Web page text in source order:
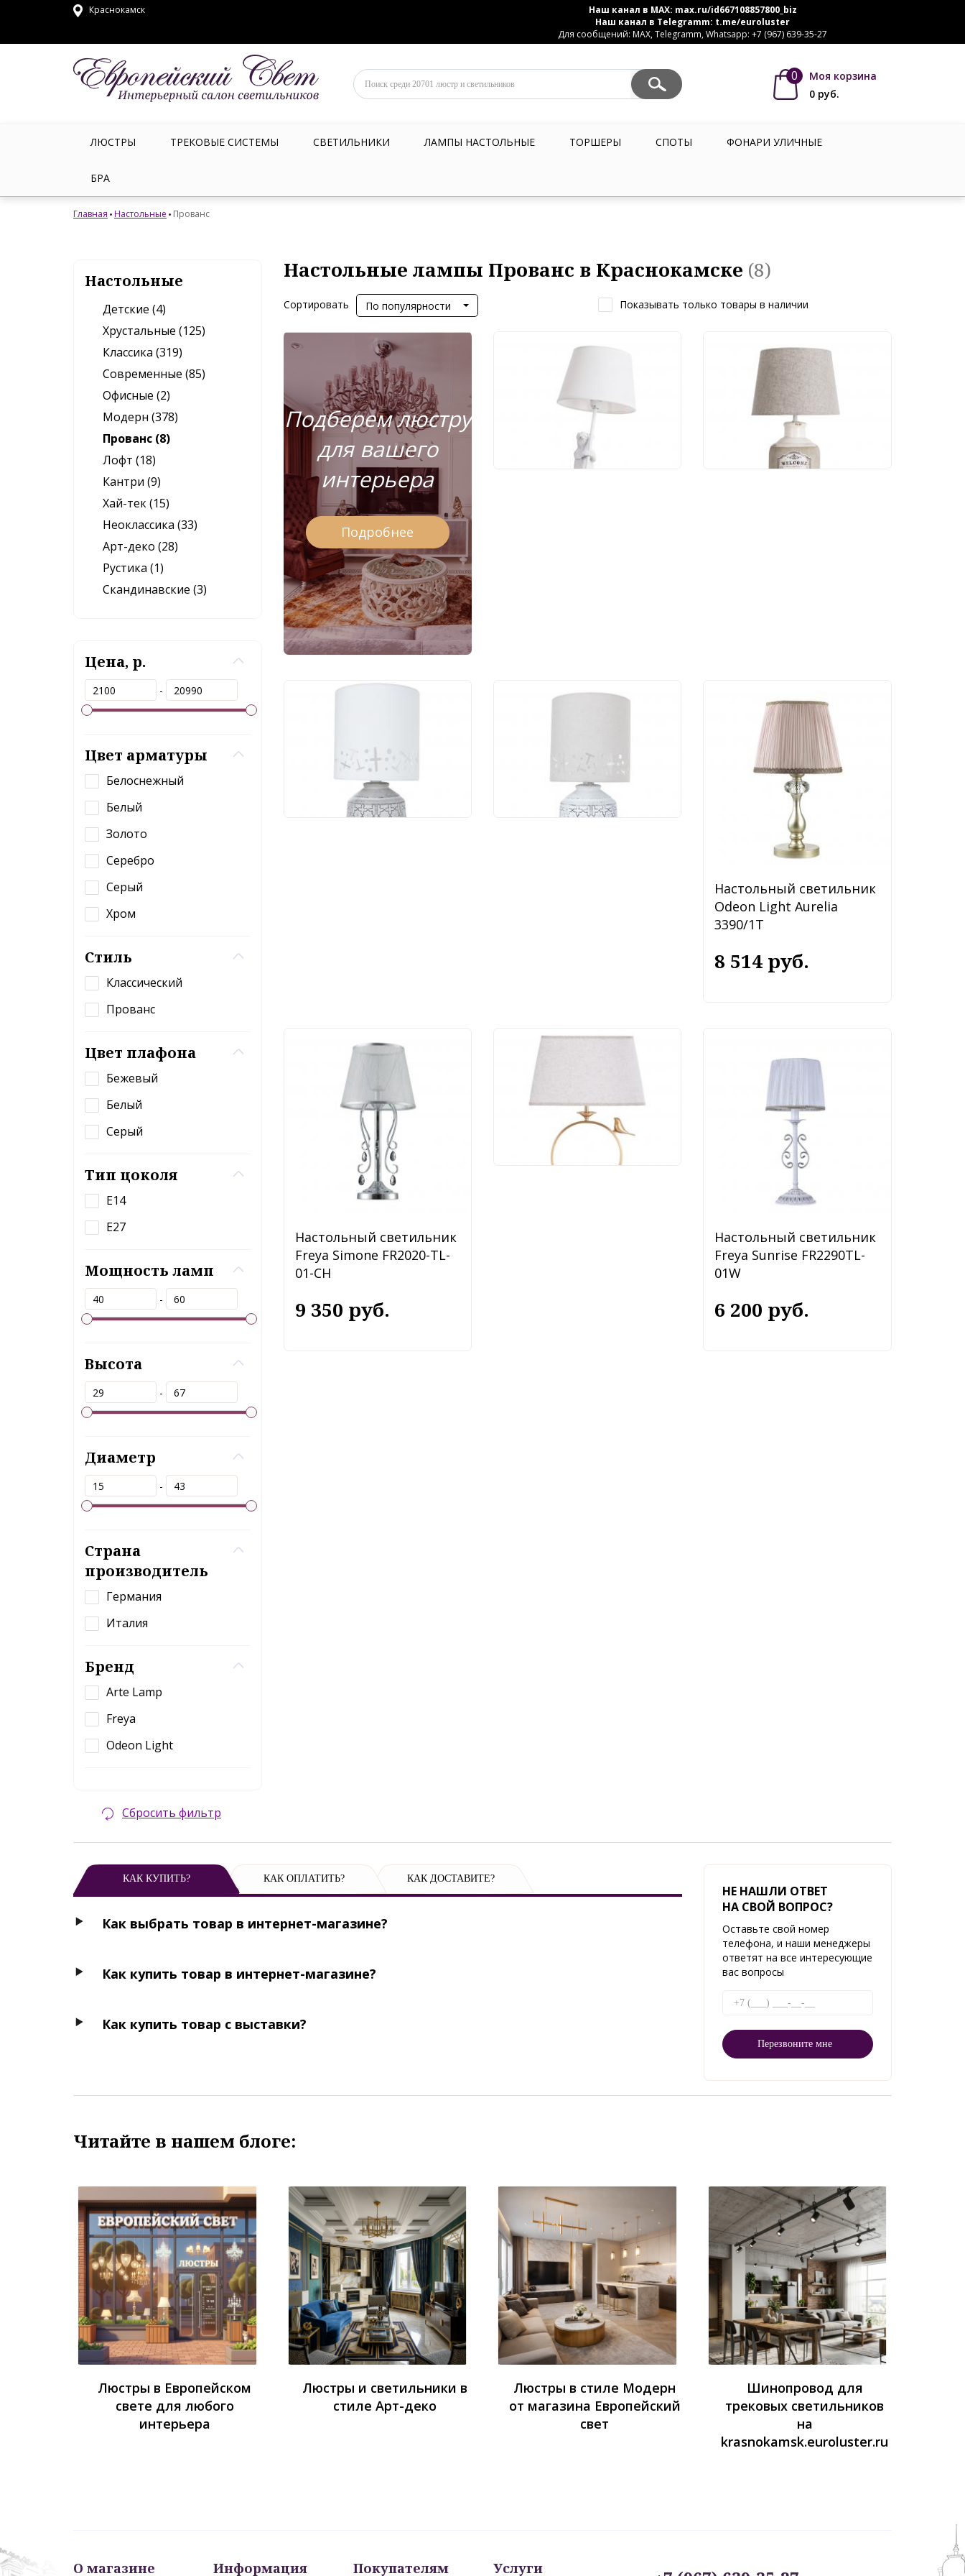
Краснокамск Наш канал в MAX: max.ru/id667108857800_biz
Наш канал в Telegramm: t.me/euroluster
Для сообщений: MAX, Telegramm, Whatsapp: +7 (967) 639-35-27
0
Моя корзина
0 руб.
ЛЮСТРЫ ТРЕКОВЫЕ СИСТЕМЫ СВЕТИЛЬНИКИ ЛАМПЫ НАСТОЛЬНЫЕ ТОРШЕРЫ СПОТЫ ФОНАРИ УЛИЧНЫЕ
БРА
Главная Настольные Прованс
Настольные
Детские (4)
Хрустальные (125)
Классика (319)
Современные (85)
Офисные (2)
Модерн (378)
Прованс (8)
Лофт (18)
Кантри (9)
Хай-тек (15)
Неоклассика (33)
Арт-деко (28)
Рустика (1)
Скандинавские (3)
Цена, р.
-
Цвет арматуры
Белоснежный
Белый
Золото
Серебро
Серый
Хром
Стиль
Классический
Прованс
Цвет плафона
Бежевый
Белый
Серый
Тип цоколя
E14
E27
Мощность ламп
-
Высота
-
Диаметр
-
Страна
производитель
Германия
Италия
Бренд
Arte Lamp
Freya
Odeon Light
Сбросить фильтр
Настольные лампы Прованс в Краснокамске (8)
Сортировать По популярности Показывать только товары в наличии
Подберем люстру
для вашего
интерьера
Подробнее
Настольный светильник
Arte Lamp Gustav
A4420LT-1WH
5 290 руб.
Настольный светильник
Arte Lamp Isola A4272LT-
2 100 руб.
2 890 руб.
Настольный светильник
2 890 руб.
Настольный светильник
Odeon Light Aurelia
3390/1T
8 514 руб.
Настольный светильник
Freya Simone FR2020-TL-
01-CH
9 350 руб.
Настольный светильник
Arte Lamp Rizzi A2230LT-
20 990 руб.
Настольный светильник
Freya Sunrise FR2290TL-
01W
6 200 руб.
КАК КУПИТЬ? КАК ОПЛАТИТЬ? КАК ДОСТАВИТЕ?
Как выбрать товар в интернет-магазине?
Как купить товар в интернет-магазине?
Как купить товар с выставки?
НЕ НАШЛИ ОТВЕТ
НА СВОЙ ВОПРОС?
Оставьте свой номер
телефона, и наши менеджеры
ответят на все интересующие
вас вопросы
Читайте в нашем блоге:
Люстры в Европейском
свете для любого
интерьера
Люстры и светильники в
стиле Арт-деко
Люстры в стиле Модерн
от магазина Европейский
свет
Шинопровод для
трековых светильников
на
krasnokamsk.euroluster.ru
О магазине Информация Покупателям Услуги